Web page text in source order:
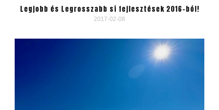
Legjobb és Legrosszabb sí fejlesztések 2016-ból!
2017-02-08